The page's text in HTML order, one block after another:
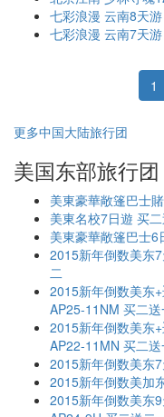
七彩浪漫 云南8天
七彩浪漫 云南7天
1
更多中国大陆旅行团
美国东部旅行团
美東豪華敞篷巴士
美東名校7日遊 买
美東豪華敞篷巴士6
2015新年倒数美东
二
2015新年倒数美东
AP25-11NM 买二
2015新年倒数美东
AP22-11MN 买二
2015新年倒数美东
2015新年倒数美加
2015新年倒数美东